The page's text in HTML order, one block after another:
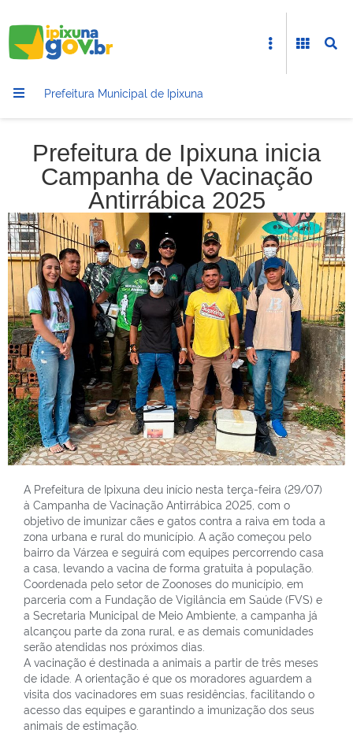
Prefeitura Municipal de Ipixuna
Prefeitura de Ipixuna inicia
Campanha de Vacinação
Antirrábica 2025
A Prefeitura de Ipixuna deu início nesta terça-feira (29/07)
à Campanha de Vacinação Antirrábica 2025, com o
objetivo de imunizar cães e gatos contra a raiva em toda a
zona urbana e rural do município. A ação começou pelo
bairro da Várzea e seguirá com equipes percorrendo casa
a casa, levando a vacina de forma gratuita à população.
Coordenada pelo setor de Zoonoses do município, em
parceria com a Fundação de Vigilância em Saúde (FVS) e
a Secretaria Municipal de Meio Ambiente, a campanha já
alcançou parte da zona rural, e as demais comunidades
serão atendidas nos próximos dias.
A vacinação é destinada a animais a partir de três meses
de idade. A orientação é que os moradores aguardem a
visita dos vacinadores em suas residências, facilitando o
acesso das equipes e garantindo a imunização dos seus
animais de estimação.